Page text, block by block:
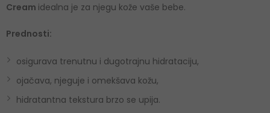
Cream idealna je za njegu kože vaše bebe.
Prednosti:
osigurava trenutnu i dugotrajnu hidrataciju,
ojačava, njeguje i omekšava kožu,
hidratantna tekstura brzo se upija.